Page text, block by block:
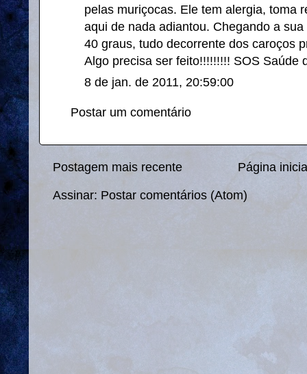
pelas muriçocas. Ele tem alergia, toma
aqui de nada adiantou. Chegando a
40 graus, tudo decorrente dos caroços
Algo precisa ser feito!!!!!!!!! SOS Saúde
8 de jan. de 2011, 20:59:00
Postar um comentário
Postagem mais recente Página
Assinar: Postar comentários (Atom)